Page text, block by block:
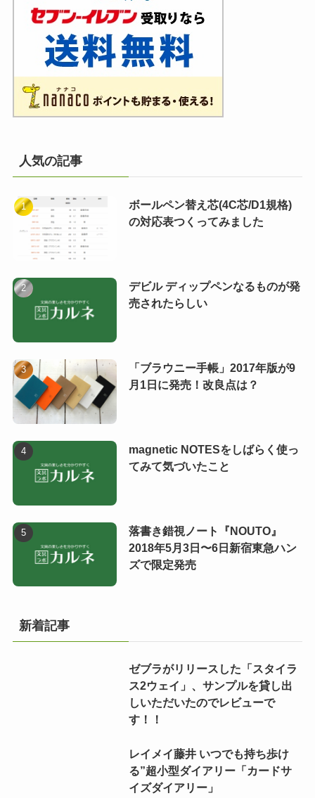
人気の記事
ボールペン替え芯(4C芯/D1規格)
の対応表つくってみました
デビル ディップペンなるものが発
売されたらしい
「ブラウニー手帳」2017年版が9
月1日に発売！改良点は？
magnetic NOTESをしばらく使っ
てみて気づいたこと
落書き錯視ノート『NOUTO』
2018年5月3日〜6日新宿東急ハン
ズで限定発売
新着記事
ゼブラがリリースした「スタイラ
ス2ウェイ」、サンプルを貸し出
しいただいたのでレビューで
す！！
レイメイ藤井 いつでも持ち歩け
る”超小型ダイアリー「カードサ
イズダイアリー」